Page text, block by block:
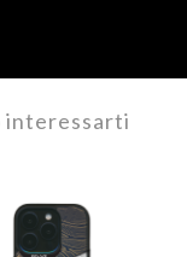
interessarti